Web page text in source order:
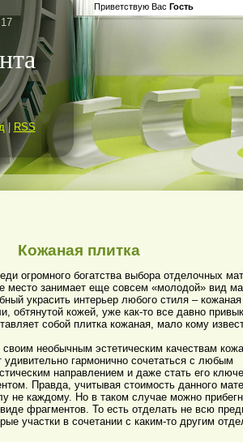
| RSS
Приветствую Вас Гость
Кожаная плитка.
огромного богатства выбора отделочных
место занимает еще совсем «молодой» вид
украсить интерьер любого стиля –
обтянутой кожей, уже как-то все давно
собой плитка кожаная, мало кому
необычным эстетическим качествам
удивительно гармонично сочетаться с любым
направлением и даже стать его
Правда, учитывая стоимость данного
не каждому. Но в таком случае можно
фрагментов. То есть отделать не всю
участки в сочетании с каким-то другим